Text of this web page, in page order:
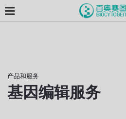
产品和服务
基因编辑服务